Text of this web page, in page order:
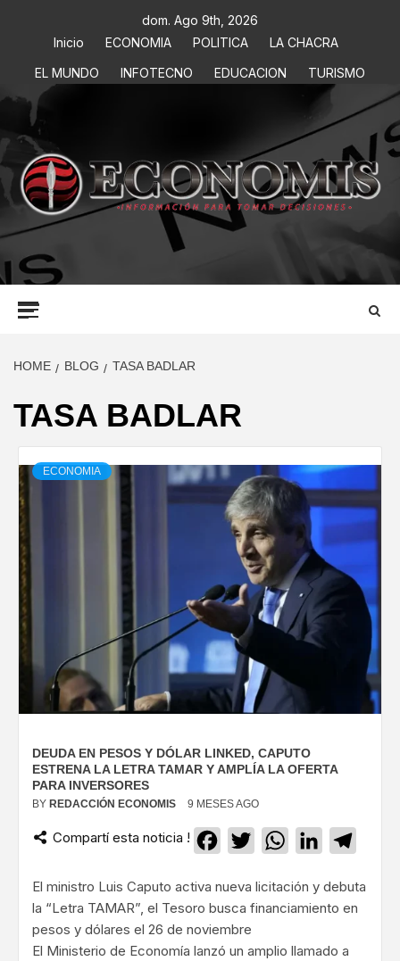
dom. Ago 9th, 2026
Inicio
ECONOMIA POLITICA
LA CHACRA
EL MUNDO
INFOTECNO EDUCACION TURISMO
ECONOMIS
INFORMACIÓN PARA TOMAR DECISIONES
HOME BLOG TASA BADLAR
TASA BADLAR
ECONOMIA
DEUDA EN PESOS Y DÓLAR LINKED, CAPUTO
ESTRENA LA LETRA TAMAR Y AMPLÍA LA OFERTA
PARA INVERSORES
BY REDACCIÓN ECONOMIS 9 MESES AGO
Compartí esta noticia ! Facebook
TwitterWhatsApp
LinkedIn
El ministro Luis Caputo activa nueva licitación y debuta
la “Letra TAMAR”, el Tesoro busca financiamiento en
pesos y dólares el 26 de noviembre
El Ministerio de Economía lanzó un amplio llamado a